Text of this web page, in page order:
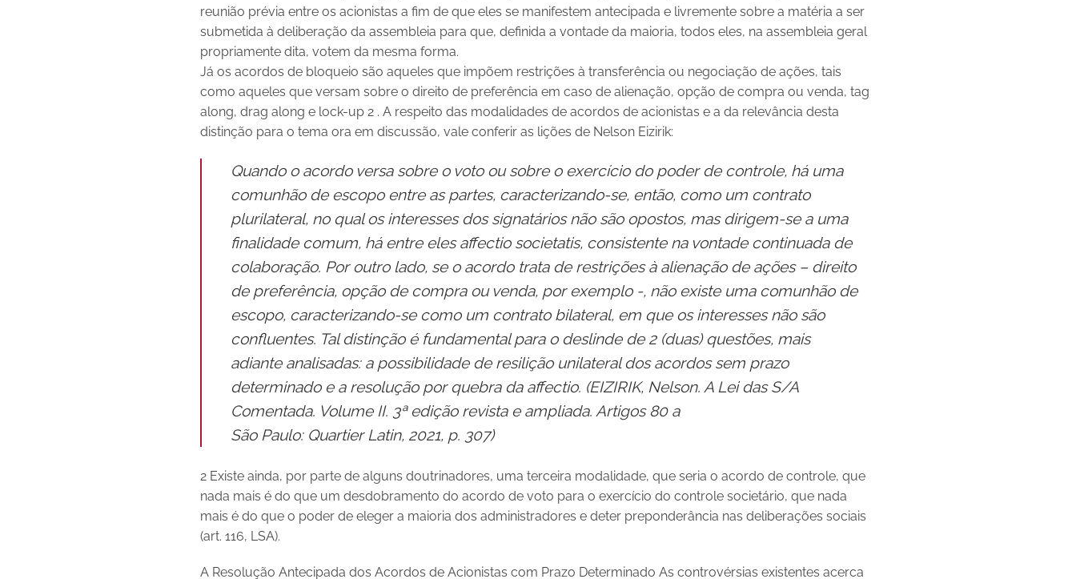
reunião prévia entre os acionistas a fim de que eles se manifestem antecipada e livremente sobre a matéria a ser
submetida à deliberação da assembleia para que, definida a vontade da maioria, todos eles, na assembleia geral
propriamente dita, votem da mesma forma.
Já os acordos de bloqueio são aqueles que impõem restrições à transferência ou negociação de ações, tais
como aqueles que versam sobre o direito de preferência em caso de alienação, opção de compra ou venda, tag
along, drag along e lock-up 2 . A respeito das modalidades de acordos de acionistas e a da relevância desta
distinção para o tema ora em discussão, vale conferir as lições de Nelson Eizirik:
Quando o acordo versa sobre o voto ou sobre o exercício do poder de controle, há uma
comunhão de escopo entre as partes, caracterizando-se, então, como um contrato
plurilateral, no qual os interesses dos signatários não são opostos, mas dirigem-se a uma
finalidade comum, há entre eles affectio societatis, consistente na vontade continuada de
colaboração. Por outro lado, se o acordo trata de restrições à alienação de ações – direito
de preferência, opção de compra ou venda, por exemplo -, não existe uma comunhão de
escopo, caracterizando-se como um contrato bilateral, em que os interesses não são
confluentes. Tal distinção é fundamental para o deslinde de 2 (duas) questões, mais
adiante analisadas: a possibilidade de resilição unilateral dos acordos sem prazo
determinado e a resolução por quebra da affectio. (EIZIRIK, Nelson. A Lei das S/A
Comentada. Volume II. 3ª edição revista e ampliada. Artigos 80 a
São Paulo: Quartier Latin, 2021, p. 307)
2 Existe ainda, por parte de alguns doutrinadores, uma terceira modalidade, que seria o acordo de controle, que
nada mais é do que um desdobramento do acordo de voto para o exercício do controle societário, que nada
mais é do que o poder de eleger a maioria dos administradores e deter preponderância nas deliberações sociais
(art. 116, LSA).
A Resolução Antecipada dos Acordos de Acionistas com Prazo Determinado As controvérsias existentes acerca